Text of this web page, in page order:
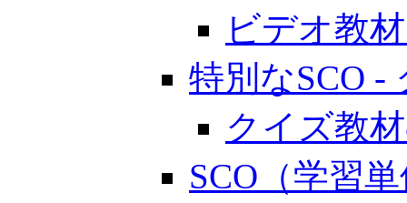
ビデオ教
特別なSCO -
クイズ教
SCO（学習